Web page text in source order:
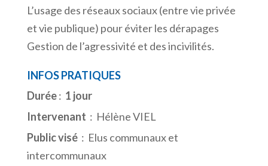
L’usage des réseaux sociaux (entre vie privée
et vie publique) pour éviter les dérapages
Gestion de l’agressivité et des incivilités.
INFOS PRATIQUES
Durée: 1 jour
Intervenant : Hélène VIEL
Public visé: Elus communaux et
intercommunaux